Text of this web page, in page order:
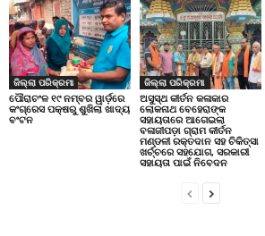
ଜିଲ୍ଲା ପରିକ୍ରମା
ପୌରାଚଂଳ ୧୯ ନମ୍ବର ୱାର୍ଡ଼ରେ
କଂଗ୍ରେସ ପକ୍ଷରୁ ଶୁଖିଲା ଖାଦ୍ୟ
ବଂଟନ
ଜିଲ୍ଲା ପରିକ୍ରମା
ଅସୁସ୍ଥ କୀର୍ତନ କଳାକାର
ଲୋକନାଥ ବେହେରାଙ୍କ
ସହାୟତାରେ ଆଗେଇଲା
ବଳାଜୀପଡ଼ା ଗ୍ରାମ କୀର୍ତନ
ମଣ୍ଡଳୀ ରକ୍ତଦାନ ସହ ଚିକିତ୍ସା
ଖର୍ଚ୍ଚରେ ସହଯୋଗ, ସରକାରୀ
ସହାୟତା ପାଇଁ ନିବେଦନ